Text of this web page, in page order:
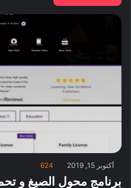
أكتوبر 15, 2019 624
برنامج محول الصيغ و